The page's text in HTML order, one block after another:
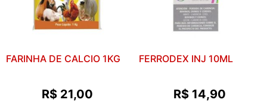
FARINHA DE CALCIO 1KG
R$21,00
FERRODEX INJ 10ML
R$ 14,90